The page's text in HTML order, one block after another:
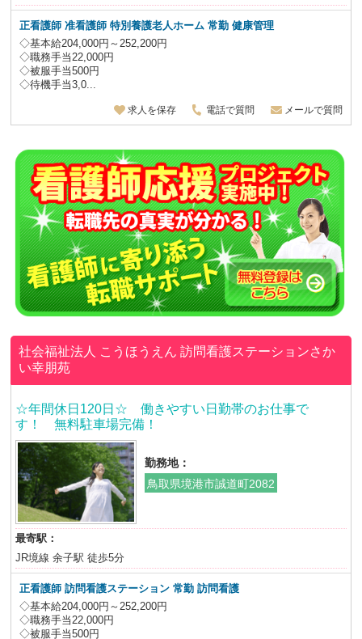
正看護師 准看護師 特別養護老人ホーム常勤 健康管理
◇基本給204,000円～252,200円
◇職務手当22,000円
◇被服手当500円
◇待機手当3,0...
求人を保存 電話で質問 メールで質問
社会福祉法人 こうほうえん訪問看護ステーションさか
い幸朋苑
☆年間休日120日☆ 働きやすい日勤帯のお仕事で
す！ 無料駐車場完備！
勤務地：
鳥取県境港市誠道町2082
最寄駅：
JR境線 余子駅 徒歩5分
正看護師 訪問看護ステーション 常勤 訪問看護
◇基本給204,000円～252,200円
◇職務手当22,000円
◇被服手当500円